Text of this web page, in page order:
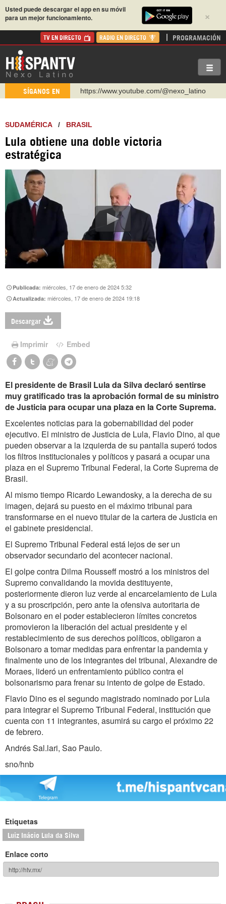
×
Usted puede descargar el app en su móvil
para un mejor funcionamiento.
TV EN DIRECTO RADIO EN DIRECTO PROGRAMACIÓN
SÍGANOS EN
https://www.youtube.com/@nexo_latino
https://t.me/hispantvcanal
https://urmedium.com/c/hispantv
https://www.facebook.com/Nexolatino.Canal
SUDAMÉRICA/ BRASIL
Lula obtiene una doble victoria
estratégica
Publicada:miércoles, 17 de enero de 2024 5:32
Actualizada:miércoles, 17 de enero de 2024 19:18
Descargar
Imprimir Embed
El presidente de Brasil Lula da Silva declaró sentirse
muy gratificado tras la aprobación formal de su ministro
de Justicia para ocupar una plaza en la Corte Suprema.
Excelentes noticias para la gobernabilidad del poder
ejecutivo. El ministro de Justicia de Lula, Flavio Dino, al que
pueden observar a la izquierda de su pantalla superó todos
los filtros institucionales y políticos y pasará a ocupar una
plaza en el Supremo Tribunal Federal, la Corte Suprema de
Brasil.
Al mismo tiempo Ricardo Lewandosky, a la derecha de su
imagen, dejará su puesto en el máximo tribunal para
transformarse en el nuevo titular de la cartera de Justicia en
el gabinete presidencial.
El Supremo Tribunal Federal está lejos de ser un
observador secundario del acontecer nacional.
El golpe contra Dilma Rousseff mostró a los ministros del
Supremo convalidando la movida destituyente,
posteriormente dieron luz verde al encarcelamiento de Lula
y a su proscripción, pero ante la ofensiva autoritaria de
Bolsonaro en el poder establecieron límites concretos
promovieron la liberación del actual presidente y el
restablecimiento de sus derechos políticos, obligaron a
Bolsonaro a tomar medidas para enfrentar la pandemia y
finalmente uno de los integrantes del tribunal, Alexandre de
Moraes, lideró un enfrentamiento público contra el
bolsonarismo para frenar su intento de golpe de Estado.
Flavio Dino es el segundo magistrado nominado por Lula
para integrar el Supremo Tribunal Federal, institución que
cuenta con 11 integrantes, asumirá su cargo el próximo 22
de febrero.
Andrés Sal.lari, Sao Paulo.
sno/hnb
Etiquetas
Luiz Inácio Lula da Silva
Enlace corto